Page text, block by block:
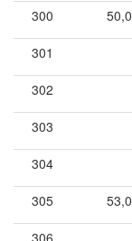
300 50,0
301
302
303
304
305 53,0